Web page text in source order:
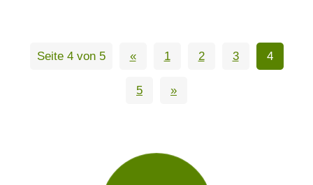
Seite 4 von 5 « 1 2 3 4
5 »